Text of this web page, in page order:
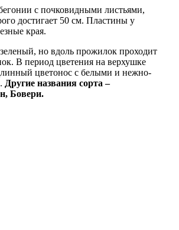
с почковидными листьями,
достигает 50 см. Пластины у
края.
но вдоль прожилок проходит
В период цветения на верхушке
цветонос с белыми и нежно-
Другие названия сорта –
Бовери.